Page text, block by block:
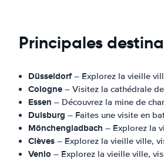
Principales
Düsseldorf – Explorez la vieille
Cologne – Visitez la cathédrale
Essen – Découvrez la mine de
Duisburg – Faites une visite en
Mönchengladbach – Explorez la
Clèves – Explorez la vieille ville,
Venlo – Explorez la vieille ville,